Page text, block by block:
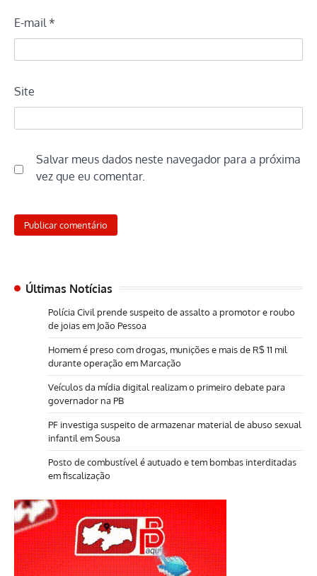
E-mail*
Site
Salvar meus dados neste navegador para a próxima
vez que eu comentar.
Últimas Notícias
Polícia Civil prende suspeito de assalto a promotor e roubo
de joias em João Pessoa
Homem é preso com drogas, munições e mais de R$ 11 mil
durante operação em Marcação
Veículos da mídia digital realizam o primeiro debate para
governador na PB
PF investiga suspeito de armazenar material de abuso sexual
infantil em Sousa
Posto de combustível é autuado e tem bombas interditadas
em fiscalização